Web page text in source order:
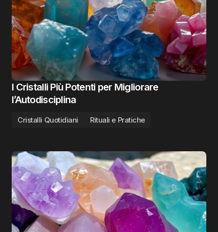
I Cristalli Più Potenti per Migliorare
l’Autodisciplina
Cristalli Quotidiani Rituali e Pratiche